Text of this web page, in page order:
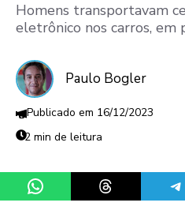
Homens transportavam
eletrônico nos carros, em
Paulo Bogler
16/12/2023
2 min de leitura
Share on WhatsApp
Share on